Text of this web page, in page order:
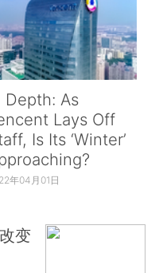
Depth: As
Lays Off
Is Its ‘Winter’
年04月01日
变